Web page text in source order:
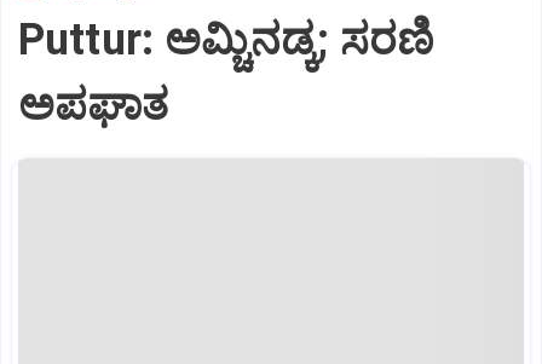
Puttur: ಅಮ್ಚಿನಡ್ಕ; ಸರಣಿ
ಅಪಘಾತ